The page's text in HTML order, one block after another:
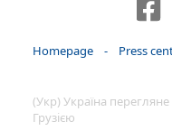
Homepage - Press
(Укр) Україна
Грузією